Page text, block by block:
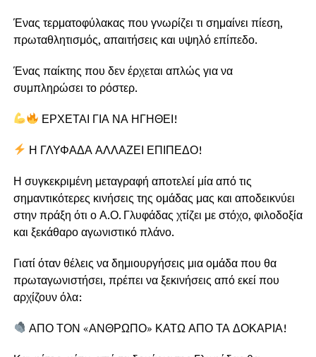
Ένας τερματοφύλακας που γνωρίζει τι σημαίνει πίεση,
πρωταθλητισμός, απαιτήσεις και υψηλό επίπεδο.
Ένας παίκτης που δεν έρχεται απλώς για να
συμπληρώσει το ρόστερ.
ΕΡΧΕΤΑΙ ΓΙΑ ΝΑ ΗΓΗΘΕΙ!
Η ΓΛΥΦΑΔΑ ΑΛΛΑΖΕΙ ΕΠΙΠΕΔΟ!
Η συγκεκριμένη μεταγραφή αποτελεί μία από τις
σημαντικότερες κινήσεις της ομάδας μας και αποδεικνύει
στην πράξη ότι ο Α.Ο. Γλυφάδας χτίζει με στόχο, φιλοδοξία
και ξεκάθαρο αγωνιστικό πλάνο.
Γιατί όταν θέλεις να δημιουργήσεις μια ομάδα που θα
πρωταγωνιστήσει, πρέπει να ξεκινήσεις από εκεί που
αρχίζουν όλα:
ΑΠΟ ΤΟΝ «ΑΝΘΡΩΠΟ» ΚΑΤΩ ΑΠΟ ΤΑ ΔΟΚΑΡΙΑ!